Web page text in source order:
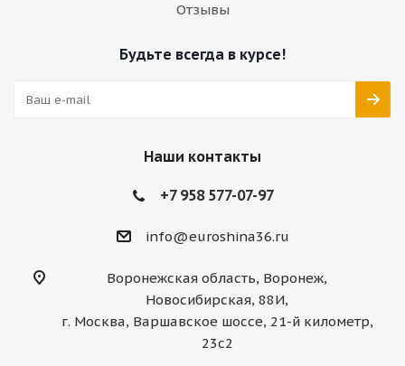
Отзывы
Будьте всегда в курсе!
Наши контакты
+7 958 577-07-97
info@euroshina36.ru
Воронежская область, Воронеж,
Новосибирская, 88И,
г. Москва, Варшавское шоссе, 21-й километр,
23с2